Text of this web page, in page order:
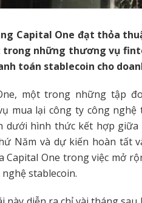
Capital One đạt thỏa
trong những thương vụ
toán stablecoin cho
một trong những tập
mua lại công ty công nghệ
dưới hình thức kết hợp giữa
Năm và dự kiến hoàn tất
Capital One trong việc mở
stablecoin.